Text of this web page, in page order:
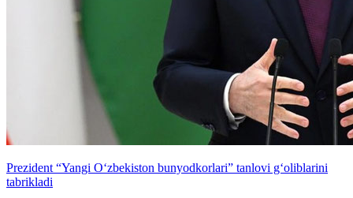
Prezident “Yangi O‘zbekiston bunyodkorlari” tanlovi g‘oliblarini
tabrikladi